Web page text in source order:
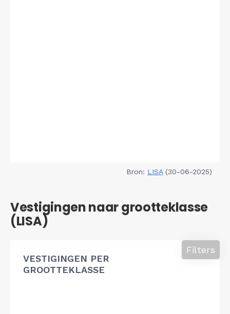
Bron: LISA(30-06-2025)
Vestigingen naar grootteklasse
(LISA)
VESTIGINGEN PER
GROOTTEKLASSE
Filters